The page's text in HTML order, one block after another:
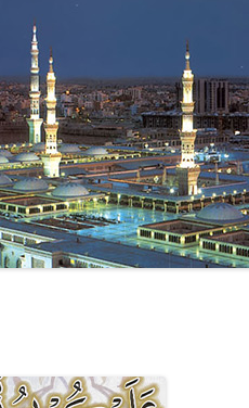
FOR THE SEEKER
PROGRESS